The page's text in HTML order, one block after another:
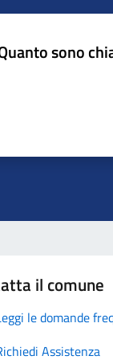
sono
il comune
le domande
Assistenza